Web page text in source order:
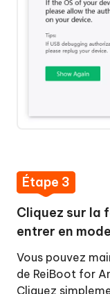
Étape 3
Cliquez sur la
entrer en
Vous pouvez
de ReiBoot for
Cliquez